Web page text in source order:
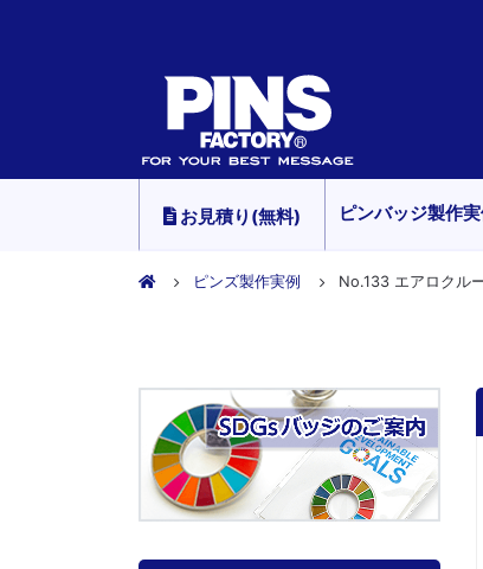
お見積り(無料) ピンバッジ製作実
ピンズ製作実例 No.133 エアロクル